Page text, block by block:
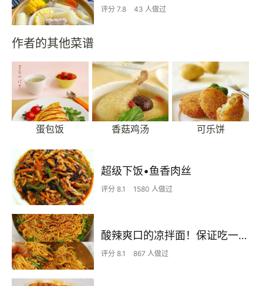
评分 7.8 43 人做过
作者的其他菜谱
蛋包饭 香菇鸡汤 可乐饼
超级下饭•鱼香肉丝
评分 8.1 1580 人做过
酸辣爽口的凉拌面！保证吃一次就上瘾
评分 8.1 867 人做过